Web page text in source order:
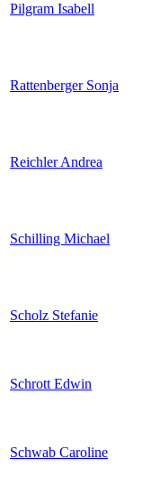
Pilgram Isabell
Rattenberger Sonja
Reichler Andrea
Schilling Michael
Scholz Stefanie
Schrott Edwin
Schwab Caroline